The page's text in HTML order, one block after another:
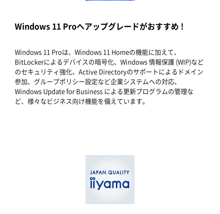
Windows 11 Proへアップグレードがおすすめ !
Windows 11 Proは、Windows 11 Homeの機能に加えて、
BitLockerによるデバイスの暗号化、Windows 情報保護 (WIP)など
のセキュリティ強化、Active Directoryのサポートによるドメイン
参加、グループポリシー設定など企業システムへの対応、
Windows Update for Business による更新プログラムの管理な
ど、様々なビジネス向け機能を備えています。